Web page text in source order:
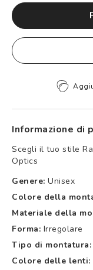
Informazione di
Scegli il tuo stile
Optics
Genere: Unisex
Colore della
Materiale della
Forma: Irregolare
Tipo di montatura:
Colore delle lenti: